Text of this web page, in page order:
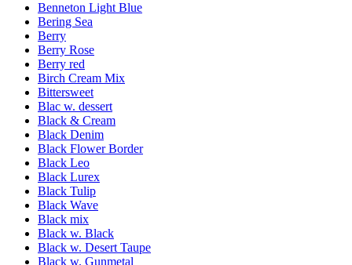
Benneton Light Blue
Bering Sea
Berry
Berry Rose
Berry red
Birch Cream Mix
Bittersweet
Blac w. dessert
Black & Cream
Black Denim
Black Flower Border
Black Leo
Black Lurex
Black Tulip
Black Wave
Black mix
Black w. Black
Black w. Desert Taupe
Black w. Gunmetal